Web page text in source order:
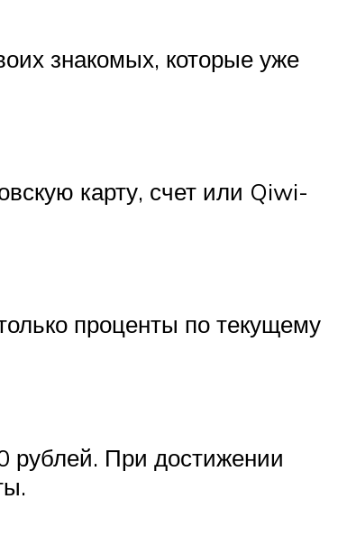
знакомых, которые уже
карту, счет или Qiwi-
проценты по текущему
рублей. При достижении